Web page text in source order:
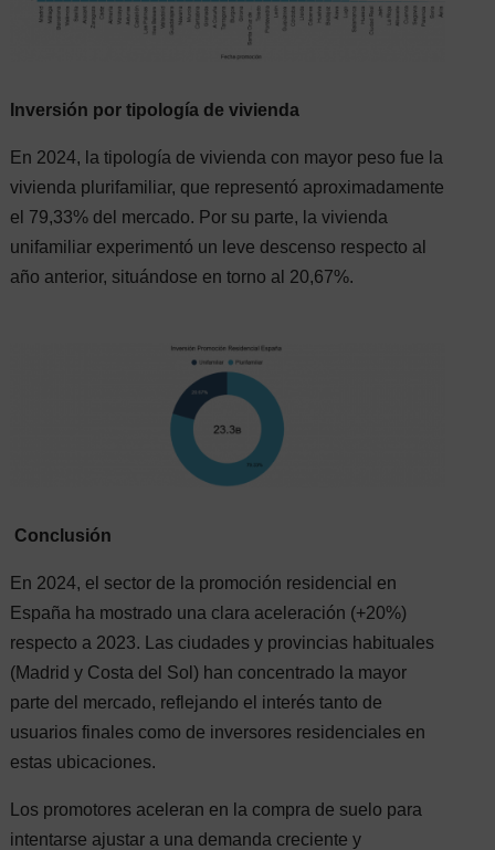
Inversión por tipología de vivienda
En 2024, la tipología de vivienda con mayor peso fue la
vivienda plurifamiliar, que representó aproximadamente
el 79,33% del mercado. Por su parte, la vivienda
unifamiliar experimentó un leve descenso respecto al
año anterior, situándose en torno al 20,67%.
Conclusión
En 2024, el sector de la promoción residencial en
España ha mostrado una clara aceleración (+20%)
respecto a 2023. Las ciudades y provincias habituales
(Madrid y Costa del Sol) han concentrado la mayor
parte del mercado, reflejando el interés tanto de
usuarios finales como de inversores residenciales en
estas ubicaciones.
Los promotores aceleran en la compra de suelo para
intentarse ajustar a una demanda creciente y